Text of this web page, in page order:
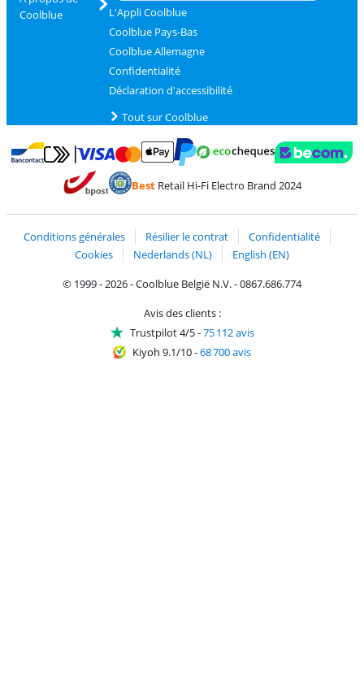
Coolblue
L'Appli Coolblue
Coolblue Pays-Bas
Coolblue Allemagne
Confidentialité
Déclaration d'accessibilité
Tout sur Coolblue
Payer avec Bancontact
Payer avec MasterCard et Visa via ClickToPay
BestRetail Hi-Fi Electro Brand 2024
Conditions générales Résilier le contrat
Confidentialité
Cookies
Nederlands (NL)
English (EN)
© 1999 - 2026 - Coolblue België N.V. - 0867.686.774
Avis des clients :
Trustpilot 4/5-75 112 avis
Kiyoh 9.1/10-68 700 avis